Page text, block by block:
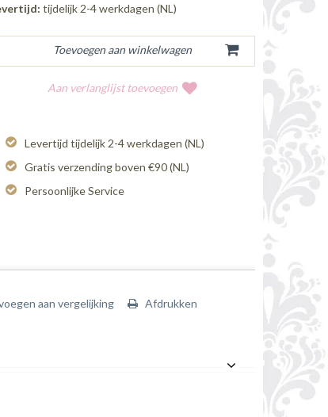
tijdelijk 2-4 werkdagen (NL)
Aan verlanglijst toevoegen
Levertijd tijdelijk 2-4 werkdagen (NL)
Gratis verzending boven €90 (NL)
Persoonlijke Service
aan vergelijking Afdrukken